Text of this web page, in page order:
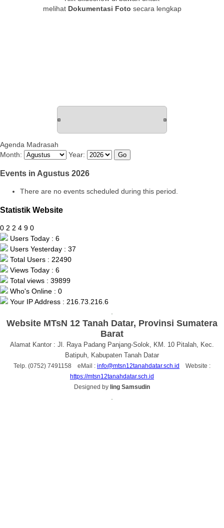
melihat Dokumentasi Foto secara lengkap
Agenda Madrasah
Month:
Year:
Events in Agustus 2026
There are no events scheduled during this period.
Statistik Website
0 2 2 4 9 0
Users Today : 6
Users Yesterday : 37
Total Users : 22490
Views Today : 6
Total views : 39899
Who's Online : 0
Your IP Address : 216.73.216.6
Website MTsN 12 Tanah Datar, Provinsi Sumatera
Barat
Alamat Kantor : Jl. Raya Padang Panjang-Solok, KM. 10 Pitalah, Kec.
Batipuh, Kabupaten Tanah Datar
Telp. (0752) 7491158 eMail : info@mtsn12tanahdatar.sch.id
Website :
https://mtsn12tanahdatar.sch.id
Designed by Iing Samsudin